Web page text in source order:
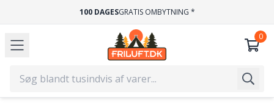
100 DAGESGRATIS OMBYTNING *